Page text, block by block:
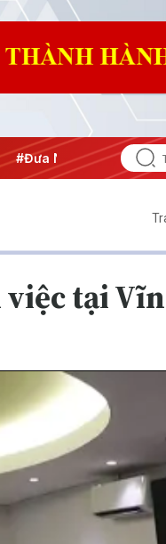
quyết thành hành động
tại